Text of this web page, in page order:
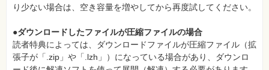
り少ない場合は、空き容量を増やしてから再度試してください。
●ダウンロードしたファイルが圧縮ファイルの場合
読者特典によっては、ダウンロードファイルが圧縮ファイル（拡
張子が「.zip」や「.lzh」）になっている場合があり、ダウンロ